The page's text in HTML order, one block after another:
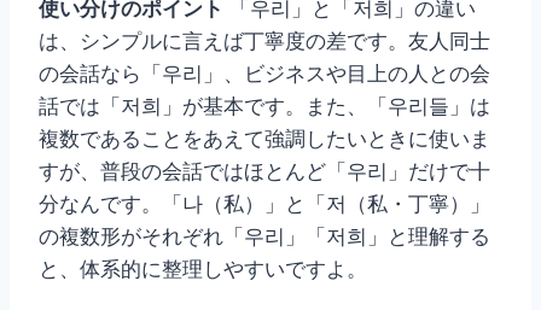
使い分けのポイント
「우리」と「저희」の違い
は、シンプルに言えば丁寧度の差です。友人同士
の会話なら「우리」、ビジネスや目上の人との会
話では「저희」が基本です。また、「우리들」は
複数であることをあえて強調したいときに使いま
すが、普段の会話ではほとんど「우리」だけで十
分なんです。「나（私）」と「저（私・丁寧）」
の複数形がそれぞれ「우리」「저희」と理解する
と、体系的に整理しやすいですよ。